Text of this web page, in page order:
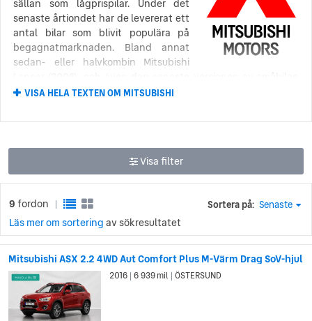
sällan som lågprispilar. Under det
senaste årtiondet har de levererat ett
antal bilar som blivit populära på
begagnatmarknaden. Bland annat
sedan- eller halvkombin Mitsubishi
Mitsubishi Colt/Mirage (2002 – 2012, 2012 – idag).
minskat för att företaget ska kunna fokusera på att leverera
den prisvärda kvalitet och körupplevelse gjorde dem kända.
Mitsubishis första steg mot
biltillverkning
Den japanska skeppstillverkaren Mitsubishi gjorde ett försök
att bryta sig in på bilmarknaden så tidigt som 1917. Deras
första bil, Mitsubishi Model A, var en handbyggd, sjusitsig
sedan baserad på Fiats modell Tipo 3. Produktionen
avslutades dock redan 1921, efter att bara 22 exemplar hade
byggts.
VISA HELA TEXTEN OM MITSUBISHI
Visa filter
9 fordon Sortera på: Senaste
Läs mer om sortering av sökresultatet
Mitsubishi ASX 2.2 4WD Aut Comfort Plus M-Värm Drag SoV-hjul
2016 6 939 mil ÖSTERSUND